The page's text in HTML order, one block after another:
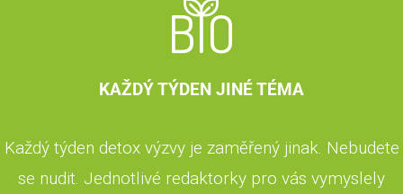
KAŽDÝ TÝDEN JINÉ TÉMA
Každý týden detox výzvy je zaměřený jinak. Nebudete
se nudit. Jednotlivé redaktorky pro vás vymyslely